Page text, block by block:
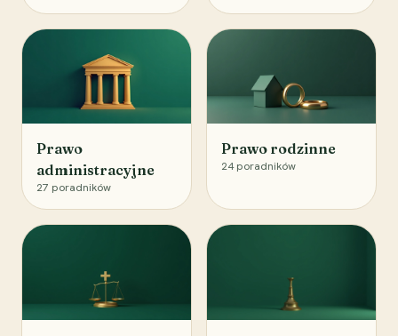
Prawo
administracyjne
27 poradników
Prawo rodzinne
24 poradników